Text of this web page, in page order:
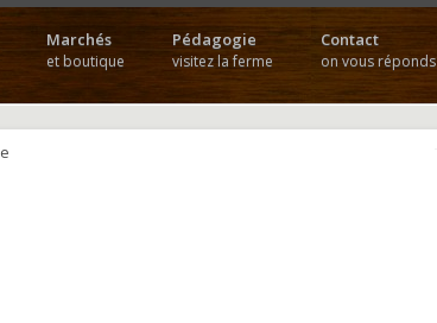
Marchés
et boutique
Pédagogie
visitez la ferme
Contact
on vous réponds